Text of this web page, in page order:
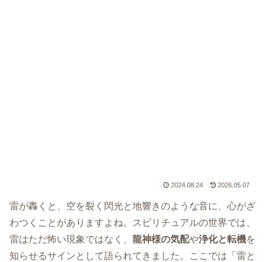
2024.08.24 2026.05.07
雷が轟くと、空を裂く閃光と地響きのような音に、心がざ
わつくことがありますよね。スピリチュアルの世界では、
雷はただ怖い現象ではなく、 龍神様の気配や浄化と転機を
知らせるサインとして語られてきました。ここでは「雷と